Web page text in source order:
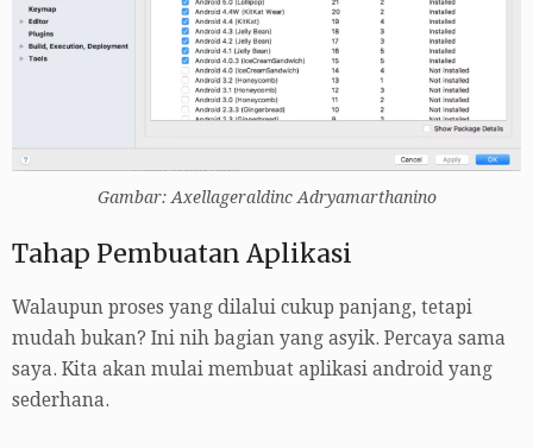
Gambar: Axellageraldinc Adryamarthanino
Tahap Pembuatan Aplikasi
Walaupun proses yang dilalui cukup panjang, tetapi
mudah bukan? Ini nih bagian yang asyik. Percaya sama
saya. Kita akan mulai membuat aplikasi android yang
sederhana.